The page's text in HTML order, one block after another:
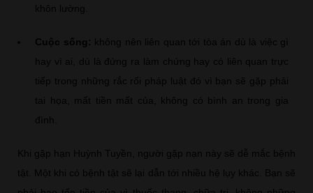
khôn lường.
Cuộc sống: không nên liên quan tới tòa án dù là việc gì
hay vì ai, dù là đứng ra làm chứng hay có liên quan trực
tiếp trong những rắc rối pháp luật đó vì bạn sẽ gặp phải
tai họa, mất tiền mất của, không có bình an trong gia
đình.
Khi gặp hạn Huỳnh Tuyền, người gặp nạn này sẽ dễ mắc bệnh
tật. Một khi có bệnh tật sẽ lại dẫn tới nhiều hệ lụy khác. Bạn sẽ